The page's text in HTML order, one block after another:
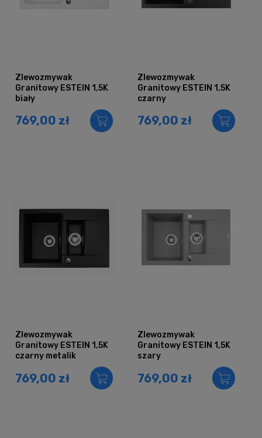
Zlewozmywak
Granitowy ESTEIN 1,5K
biały
769,00 zł
Zlewozmywak
Granitowy ESTEIN 1,5K
czarny
769,00 zł
Zlewozmywak
Granitowy ESTEIN 1,5K
czarny metalik
769,00 zł
Zlewozmywak
Granitowy ESTEIN 1,5K
szary
769,00 zł